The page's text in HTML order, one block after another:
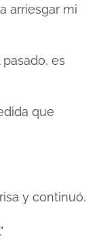
arriesgar mi
es
que
y continuó.